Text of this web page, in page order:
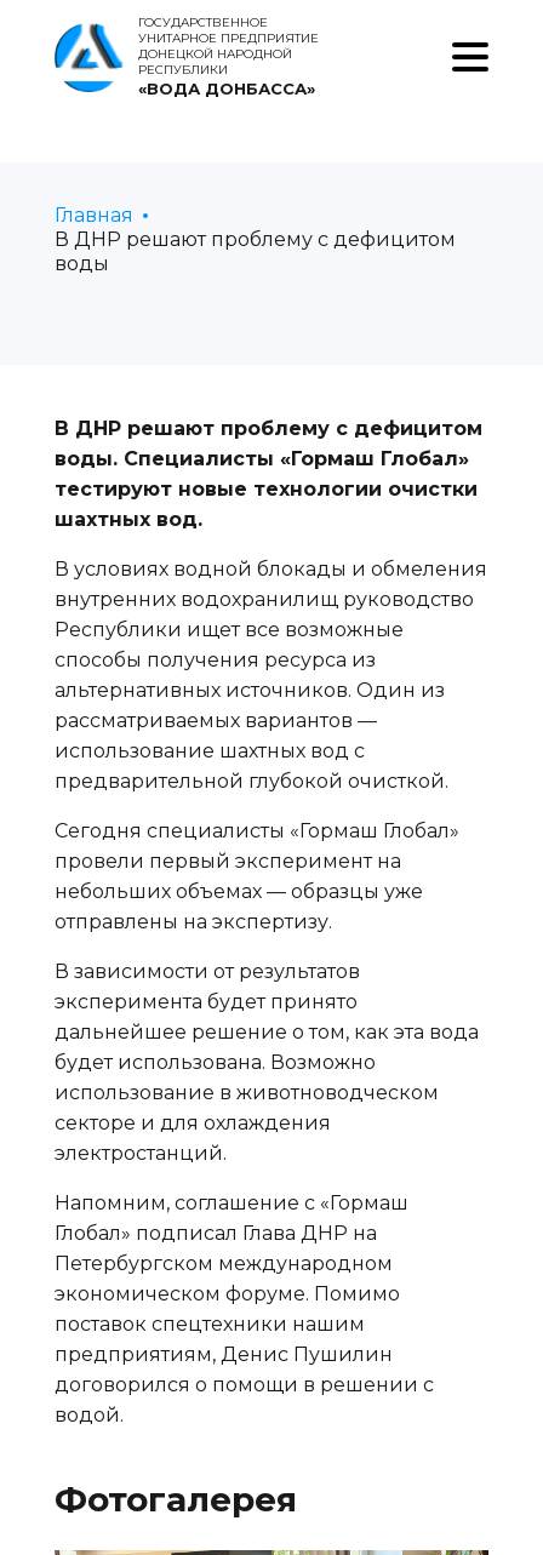
ГОСУДАРСТВЕННОЕ
УНИТАРНОЕ ПРЕДПРИЯТИЕ
ДОНЕЦКОЙ НАРОДНОЙ
РЕСПУБЛИКИ
«ВОДА ДОНБАССА»
Главная
В ДНР решают проблему с дефицитом
воды
В ДНР решают проблему с дефицитом
воды. Специалисты «Гормаш Глобал»
тестируют новые технологии очистки
шахтных вод.
В условиях водной блокады и обмеления
внутренних водохранилищ руководство
Республики ищет все возможные
способы получения ресурса из
альтернативных источников. Один из
рассматриваемых вариантов —
использование шахтных вод с
предварительной глубокой очисткой.
Сегодня специалисты «Гормаш Глобал»
провели первый эксперимент на
небольших объемах — образцы уже
отправлены на экспертизу.
В зависимости от результатов
эксперимента будет принято
дальнейшее решение о том, как эта вода
будет использована. Возможно
использование в животноводческом
секторе и для охлаждения
электростанций.
Напомним, соглашение с «Гормаш
Глобал» подписал Глава ДНР на
Петербургском международном
экономическом форуме. Помимо
поставок спецтехники нашим
предприятиям, Денис Пушилин
договорился о помощи в решении с
водой.
Фотогалерея